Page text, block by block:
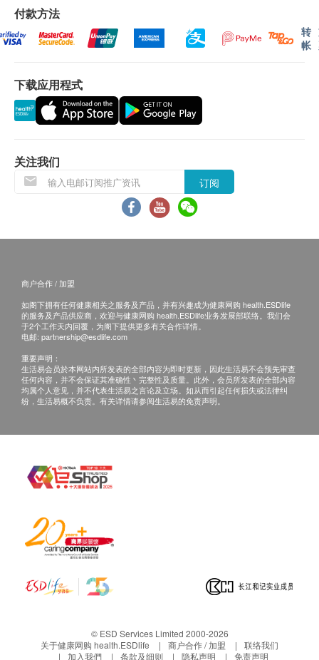
空腹血糖
谷丙转氨酶
谷草转氨酶
丙氨酰转肽酶
总胆红素
总蛋白质
白蛋白及球蛋白比率 A/G Ratio
肌酸酐
尿素
钾
钠
氯化物
二氧化碳
甲状腺
甲状腺素
血液检查
血色素
红血球压积率
平均红血球体积
红血球平均血红素浓度
白血球五项分类
领取验身报告，并预约本中心医生或註册护士透过
电话户讲解报告。如需他人代领取验身报告，代领
者需带同授权书及该客户之身分證副本到本中心领
如有争议，毅力医护健康集团保留最後决定权。
所有身体检查并非作为医务诊断或治疗用途。
所有健康检查/服务并非作为医务诊断或治疗用
途。当阁下身体健康出现任何疾病征兆时，应立即
咨询有认可资格的医生，作出诊断及治疗。
本服务/产品由商户提供。生活易【健康网购
网购health.ESDlife概不负责。一切有关的索偿或
查询，须向提供服务之体检中心或商户提出。
付款方法
转
帐
下载应用程式
关注我们
订阅
商户合作 / 加盟
如阁下拥有任何健康相关之服务及产品，并有兴趣成为健康网购 health.ESDlife
的服务及产品供应商，欢迎与健康网购 health.ESDlife业务发展部联络。我们会
于2个工作天内回覆，为阁下提供更多有关合作详情。
电邮: partnership@esdlife.com
重要声明：
生活易会员於本网站内所发表的全部内容为即时更新，因此生活易不会预先审查
任何内容，并不会保证其准确性丶完整性及质量。此外，会员所发表的全部内容
均属个人意见，并不代表生活易之言论及立场。如从而引起任何损失或法律纠
纷，生活易概不负责。有关详情请参阅生活易的免责声明。
© ESD Services Limited 2000-2026
关于健康网购 health.ESDlife
商户合作 / 加盟
联络我们
加入我們
条款及细则 隐私声明 免责声明